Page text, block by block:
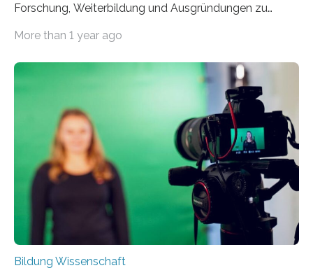
Forschung, Weiterbildung und Ausgründungen zu
Educational Technologies werden interdisziplinäre
das Lernen und Lehren untersuchen und neue
Anwendungen entwickeln. Diese wird das Zentrum
über Fortbildungen und mit der Förderung von Start-
ups in die Praxis bringen. Die Arbeit in einem
Operationssaal simulieren, mit Chatbots für die
Matheklausur üben, Unternehmensführung in einer
virtuellen Realität trainieren: Die Möglichkeiten, mit
digitalen Technologien zu lernen und zu lehren…
More than 1 year ago
Bildung Wissenschaft